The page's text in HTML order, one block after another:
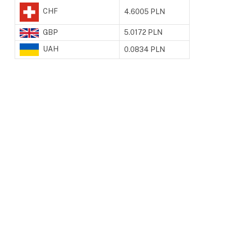
CHF 4.6005 PLN
GBP 5.0172 PLN
UAH 0.0834 PLN